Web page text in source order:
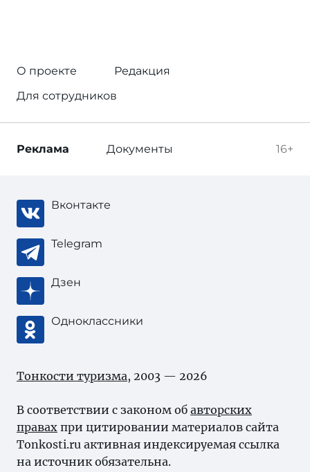
О проекте
Редакция
Для сотрудников
16+
Реклама Документы
Вконтакте
Telegram
Дзен
Одноклассники
Тонкости туризма, 2003 — 2026
В соответствии с законом об авторских
правах при цитировании материалов сайта
Tonkosti.ru активная индексируемая ссылка
на источник обязательна.